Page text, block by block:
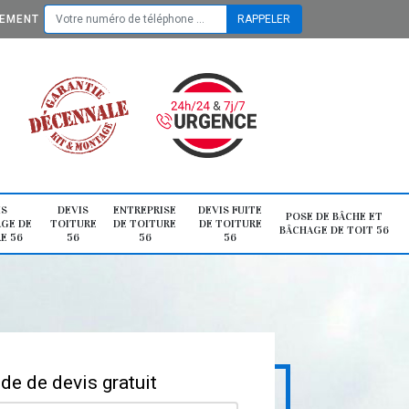
DE
56
DEVIS
TOITURE
56
ENTREPRISE
DE TOITURE
56
DEVIS FUITE
DE TOITURE
56
POSE DE BÂCHE ET
BÂCHAGE DE TOIT 56
de devis gratuit